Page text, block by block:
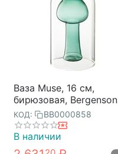
Ваза Muse, 16 см,
бирюзовая, Bergenson
Bjorn
КОД: BB0000858
В наличии